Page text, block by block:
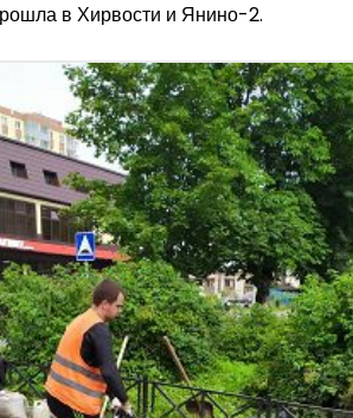
в Хирвости и Янино-2.